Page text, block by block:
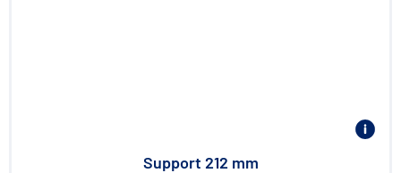
Support 212 mm